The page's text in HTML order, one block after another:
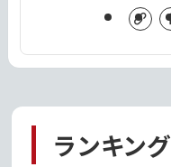
ランキング